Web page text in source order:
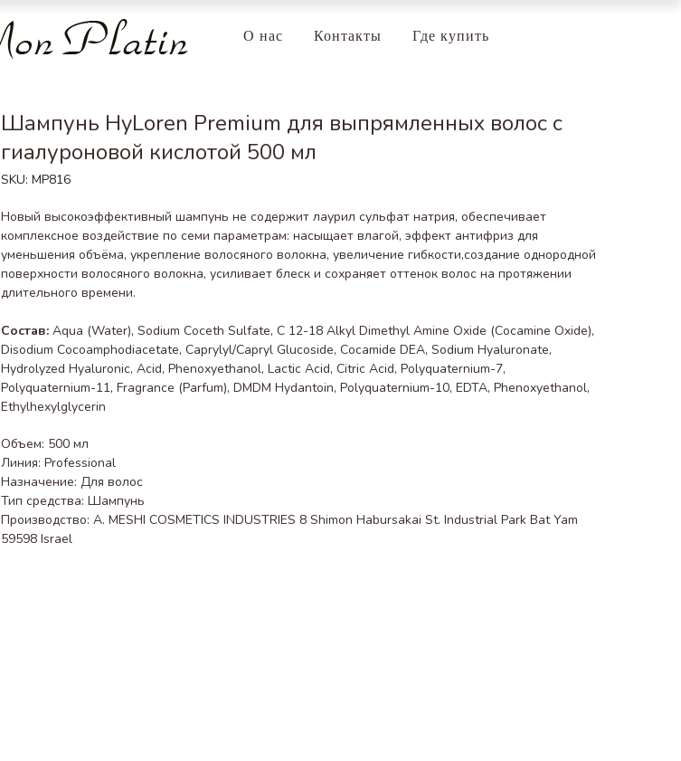
О нас Контакты Где купить
Шампунь HyLoren Premium для выпрямленных волос с
гиалуроновой кислотой 500 мл
SKU: MP816
Новый высокоэффективный шампунь не содержит лаурил сульфат натрия, обеспечивает
комплексное воздействие по семи параметрам: насыщает влагой, эффект антифриз для
уменьшения объёма, укрепление волосяного волокна, увеличение гибкости,создание однородной
поверхности волосяного волокна, усиливает блеск и сохраняет оттенок волос на протяжении
длительного времени.
Состав: Aqua (Water), Sodium Coceth Sulfate, C 12-18 Alkyl Dimethyl Amine Oxide (Cocamine Oxide),
Disodium Cocoamphodiacetate, Caprylyl/Capryl Glucoside, Cocamide DEA, Sodium Hyaluronate,
Hydrolyzed Hyaluronic, Acid, Phenoxyethanol, Lactic Acid, Citric Acid, Polyquaternium-7,
Polyquaternium-11, Fragrance (Parfum), DMDM Hydantoin, Polyquaternium-10, EDTA, Phenoxyethanol,
Ethylhexylglycerin
Объем: 500 мл
Линия: Professional
Назначение: Для волос
Тип средства: Шампунь
Производство: A. MESHI COSMETICS INDUSTRIES 8 Shimon Habursakai St. Industrial Park Bat Yam
59598 Israel